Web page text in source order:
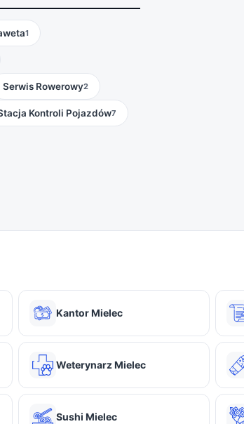
1
Serwis Rowerowy2
Kontroli Pojazdów7
Kantor Mielec
Weterynarz Mielec
Sushi Mielec